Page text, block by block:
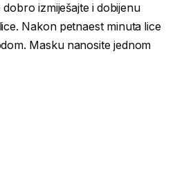
izmiješajte i dobijenu
Nakon petnaest minuta lice
Masku nanosite jednom